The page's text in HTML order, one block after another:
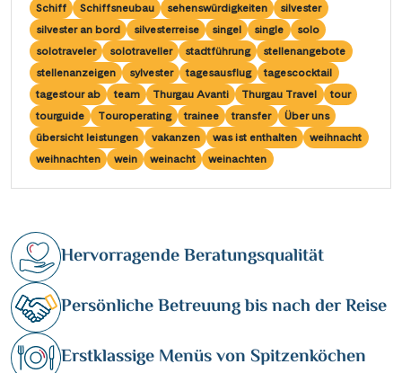
Schiff
Schiffsneubau sehenswürdigkeiten
silvester
silvester an bord
silvesterreise singel single
solo
solotraveler
solotraveller stadtführung
stellenangebote
stellenanzeigen
sylvester tagesausflug
tagescocktail
tagestour ab
team Thurgau Avanti Thurgau Travel
tour
tourguide
Touroperating trainee transfer
Über uns
übersicht leistungen
vakanzen was ist enthalten
weihnacht
weihnachten
wein weinacht weinachten
Hervorragende Beratungsqualität
Persönliche Betreuung bis nach der Reise
Erstklassige Menüs von Spitzenköchen